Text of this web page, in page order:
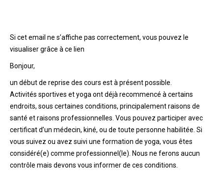
Si cet email ne s’affiche pas correctement, vous pouvez le
visualiser grâce à ce lien
Bonjour,
un début de reprise des cours est à présent possible.
Activités sportives et yoga ont déjà recommencé à certains
endroits, sous certaines conditions, principalement raisons de
santé et raisons professionnelles. Vous pouvez participer avec
certificat d’un médecin, kiné, ou de toute personne habilitée. Si
vous suivez ou avez suivi une formation de yoga, vous êtes
considéré(e) comme professionnel(le). Nous ne ferons aucun
contrôle mais devons vous informer de ces conditions.